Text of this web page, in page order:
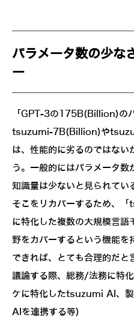
パラメータ数の少な
ー
「GPT-3の175B(Billion)の
tsuzumi-7B(Billion)や
は、性能的に劣るのではない
う。一般的にはパラメータ数
知識量は少ないと見られてい
そこをリカバーするため、
に特化した複数の大規模言
野をカバーするという機能を
できれば、とても合理的だと
議論する際、総務/法務に特
ケに特化したtsuzumi AI、
AIを連携する等)